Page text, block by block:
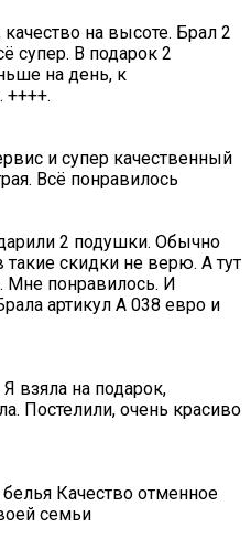
на высоте. Брал 2
супер. В подарок 2
на день, к
++++.
и супер качественный
Всё понравилось
2 подушки. Обычно
скидки не верю. А тут
Мне понравилось. И
артикул А 038 евро и
взяла на подарок,
Постелили, очень красиво
Качество отменное
семьи